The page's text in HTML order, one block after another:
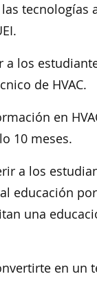
los
de HVAC.
en
10 meses.
a los
educación
una
en un